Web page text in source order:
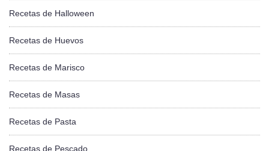
Recetas de Halloween
Recetas de Huevos
Recetas de Marisco
Recetas de Masas
Recetas de Pasta
Recetas de Pescado